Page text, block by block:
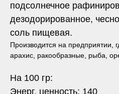
подсолнечное
дезодорированное,
соль пищевая.
Производится на предприятии,
арахис, ракообразные, рыба,
На 100 гр:
Энерг. ценность: 140